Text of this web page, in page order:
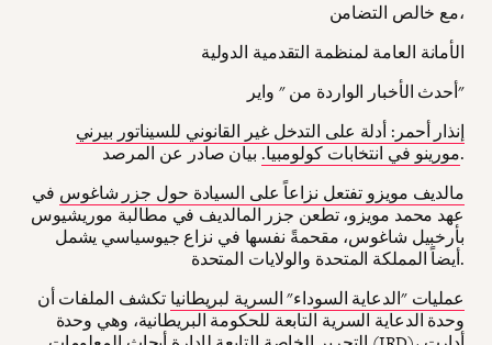
مع خالص التضامن،
الأمانة العامة لمنظمة التقدمية الدولية
أحدث الأخبار الواردة من " واير"
إنذار أحمر: أدلة على التدخل غير القانوني للسيناتور بيرني
مورينو في انتخابات كولومبيا.بيان صادر عن المرصد.
مالديف مويزو تفتعل نزاعاً على السيادة حول جزر شاغوس في
عهد محمد مويزو، تطعن جزر المالديف في مطالبة موريشيوس
بأرخبيل شاغوس، مقحمةً نفسها في نزاع جيوسياسي يشمل
أيضاً المملكة المتحدة والولايات المتحدة.
عمليات "الدعاية السوداء" السرية لبريطانيا تكشف الملفات أن
وحدة الدعاية السرية التابعة للحكومة البريطانية، وهي وحدة